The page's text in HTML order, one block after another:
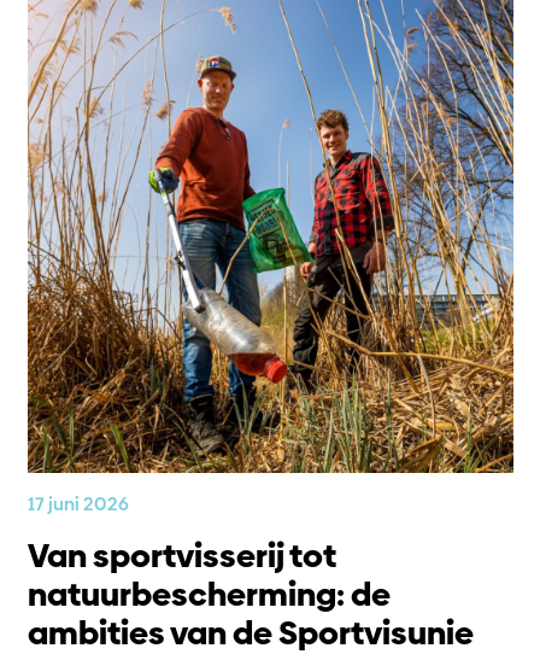
17 juni 2026
Van sportvisserij tot
natuurbescherming: de
ambities van de Sportvisunie